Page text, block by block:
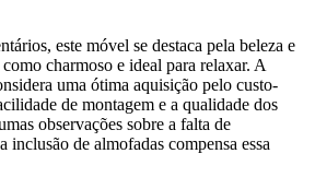
este móvel se destaca pela beleza e
charmoso e ideal para relaxar. A
uma ótima aquisição pelo custo-
de montagem e a qualidade dos
observações sobre a falta de
inclusão de almofadas compensa essa